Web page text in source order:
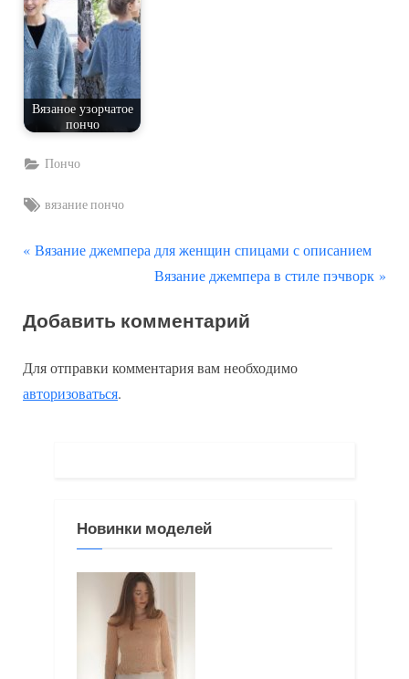
Вязаное узорчатое
пончо
Пончо
Tags:
вязание пончо
Навигация
записям
П
д
д
у
Вязание джемпера для женщин спицами с описанием
С
е
у
а
с
ь
Вязание джемпера в стиле пэчворк
Добавить комментарий
Для отправки комментария вам необходимо
авторизоваться.
Новинки моделей